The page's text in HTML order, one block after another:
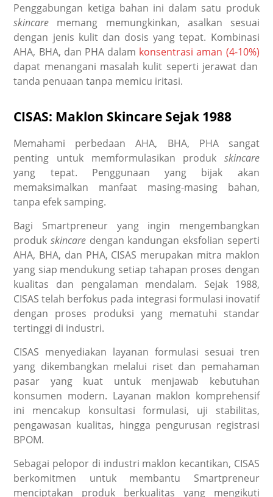
Penggabungan ketiga bahan ini dalam satu produk
skincare memang memungkinkan, asalkan sesuai
dengan jenis kulit dan dosis yang tepat. Kombinasi
AHA, BHA, dan PHA dalam konsentrasi aman (4-10%)
dapat menangani masalah kulit seperti jerawat dan
tanda penuaan tanpa memicu iritasi.
CISAS: Maklon Skincare Sejak 1988
Memahami perbedaan AHA, BHA, PHAsangat
penting untuk memformulasikan produk skincare
yang tepat. Penggunaan yang bijak akan
memaksimalkan manfaat masing-masing bahan,
tanpa efek samping.
Bagi Smartpreneur yang ingin mengembangkan
produkskincare dengan kandungan eksfolian seperti
AHA, BHA, dan PHA, CISAS merupakan mitra maklon
yang siap mendukung setiap tahapan proses dengan
kualitas dan pengalaman mendalam. Sejak 1988,
CISAS telah berfokus pada integrasi formulasi inovatif
dengan proses produksi yang mematuhi standar
tertinggi di industri.
CISAS menyediakan layanan formulasi sesuai tren
yang dikembangkan melalui riset dan pemahaman
pasar yang kuat untuk menjawab kebutuhan
konsumen modern. Layanan maklon komprehensif
ini mencakup konsultasi formulasi, uji stabilitas,
pengawasan kualitas, hingga pengurusan registrasi
BPOM.
Sebagai pelopor di industri maklon kecantikan, CISAS
berkomitmen untuk membantu Smartpreneur
menciptakan produk berkualitas yang mengikuti